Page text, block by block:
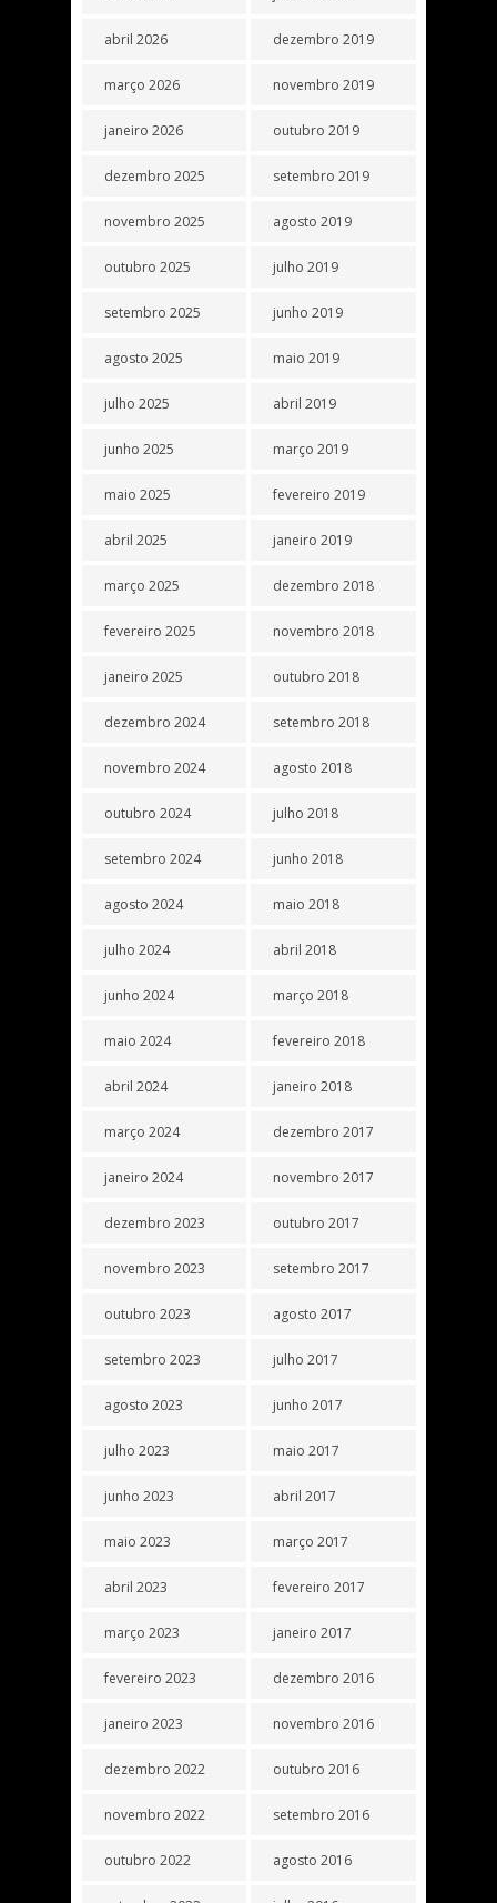
abril 2026
março 2026
janeiro 2026
dezembro 2025
novembro 2025
outubro 2025
setembro 2025
agosto 2025
julho 2025
junho 2025
maio 2025
abril 2025
março 2025
fevereiro 2025
janeiro 2025
dezembro 2024
novembro 2024
outubro 2024
setembro 2024
agosto 2024
julho 2024
junho 2024
maio 2024
abril 2024
março 2024
janeiro 2024
dezembro 2023
novembro 2023
outubro 2023
setembro 2023
agosto 2023
julho 2023
junho 2023
maio 2023
abril 2023
março 2023
fevereiro 2023
janeiro 2023
dezembro 2022
novembro 2022
outubro 2022
dezembro 2019
novembro 2019
outubro 2019
setembro 2019
agosto 2019
julho 2019
junho 2019
maio 2019
abril 2019
março 2019
fevereiro 2019
janeiro 2019
dezembro 2018
novembro 2018
outubro 2018
setembro 2018
agosto 2018
julho 2018
junho 2018
maio 2018
abril 2018
março 2018
fevereiro 2018
janeiro 2018
dezembro 2017
novembro 2017
outubro 2017
setembro 2017
agosto 2017
julho 2017
junho 2017
maio 2017
abril 2017
março 2017
fevereiro 2017
janeiro 2017
dezembro 2016
novembro 2016
outubro 2016
setembro 2016
agosto 2016